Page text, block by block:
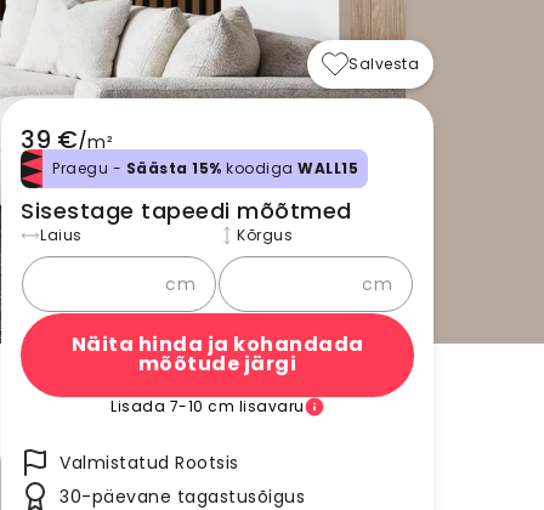
Salvesta
39 €/m²
Praegu - Säästa 15% koodiga WALL15
Sisestage tapeedi mõõtmed
Laius
cm
Kõrgus
cm
Näita hinda ja kohandada
mõõtude järgi
Lisada 7-10 cm lisavaru
Valmistatud Rootsis
30-päevane tagastusõigus